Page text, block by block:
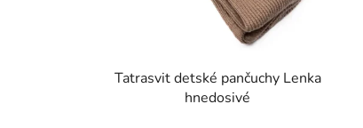
Tatrasvit detské pančuchy Lenka
hnedosivé